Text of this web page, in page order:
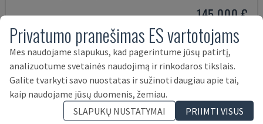
145.000 €
Privatumo pranešimas ES vartotojams
Mes naudojame slapukus, kad pagerintume jūsų patirtį,
analizuotume svetainės naudojimą ir rinkodaros tikslais.
Galite tvarkyti savo nuostatas ir sužinoti daugiau apie tai,
kaip naudojame jūsų duomenis, žemiau.
SLAPUKŲ NUSTATYMAI
PRIIMTI VISUS